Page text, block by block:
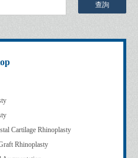
Cartilage Rhinoplasty
Rhinoplasty